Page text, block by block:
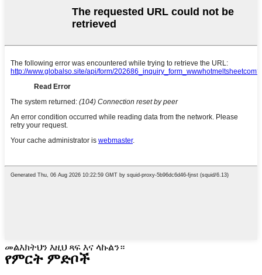
መልእክትህን እዚህ ጻፍ እና ላኩልን።
የምርት ምድቦች